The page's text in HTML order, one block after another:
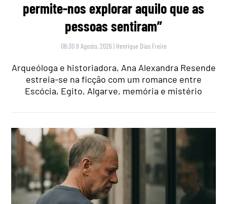
permite-nos explorar aquilo que as
pessoas sentiram”
08:30 9 Agosto, 2026 | Henrique Dias Freire
Arqueóloga e historiadora, Ana Alexandra Resende
estreia-se na ficção com um romance entre
Escócia, Egito, Algarve, memória e mistério